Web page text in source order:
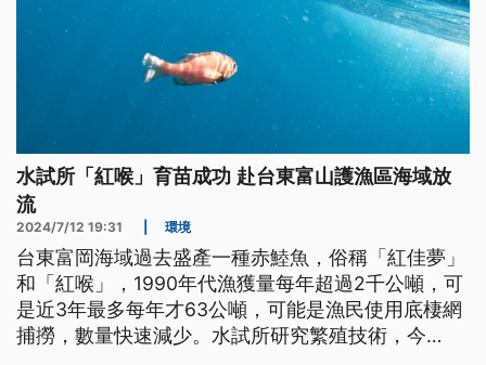
水試所「紅喉」育苗成功 赴台東富山護漁區海域放
流
2024/7/12 19:31 環境
台東富岡海域過去盛產一種赤鯥魚，俗稱「紅佳夢」
和「紅喉」，1990年代漁獲量每年超過2千公噸，可
是近3年最多每年才63公噸，可能是漁民使用底棲網
捕撈，數量快速減少。水試所研究繁殖技術，今